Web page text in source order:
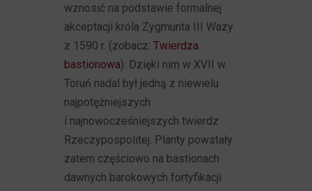
wznosić na podstawie formalnej
akceptacji króla Zygmunta III Wazy
z 1590 r. (zobacz:Twierdza
bastionowa). Dzięki nim w XVII w.
Toruń nadal był jedną z niewielu
najpotężniejszych
i najnowocześniejszych twierdz
Rzeczypospolitej. Planty powstały
zatem częściowo na bastionach
dawnych barokowych fortyfikacji